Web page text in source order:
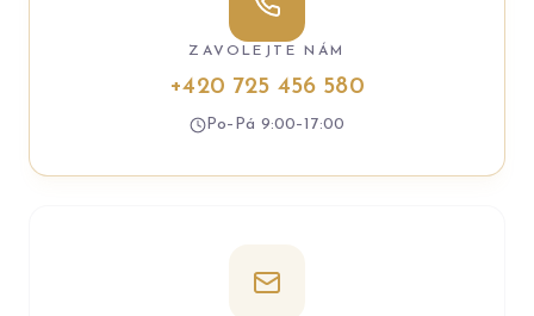
ZAVOLEJTE NÁM
+420 725 456 580
Po–Pá 9:00–17:00